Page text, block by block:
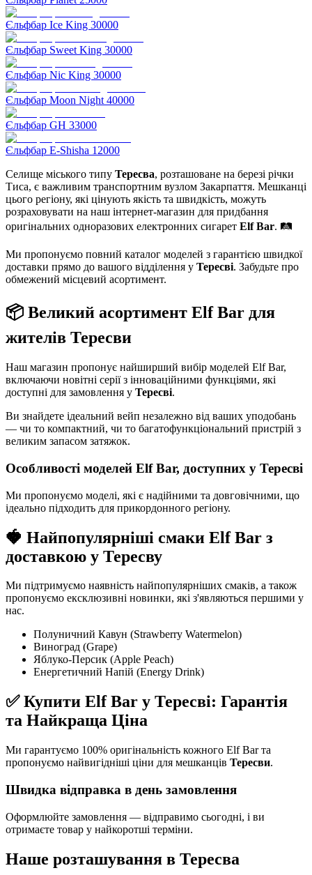
Єльфбар Ice King 30000
Єльфбар Sweet King 30000
Єльфбар Nic King 30000
Єльфбар Moon Night 40000
Єльфбар GH 33000
Єльфбар E-Shisha 12000
Селище міського типу Тересва, розташоване на березі річки
Тиса, є важливим транспортним вузлом Закарпаття. Мешканці
цього регіону, які цінують якість та швидкість, можуть
розраховувати на наш інтернет-магазин для придбання
оригінальних одноразових електронних сигарет Elf Bar. 🛤️
Ми пропонуємо повний каталог моделей з гарантією швидкої
доставки прямо до вашого відділення у Тересві. Забудьте про
обмежений місцевий асортимент.
📦 Великий асортимент Elf Bar для
жителів Тересви
Наш магазин пропонує найширший вибір моделей Elf Bar,
включаючи новітні серії з інноваційними функціями, які
доступні для замовлення у Тересві.
Ви знайдете ідеальний вейп незалежно від ваших уподобань
— чи то компактний, чи то багатофункціональний пристрій з
великим запасом затяжок.
Особливості моделей Elf Bar, доступних у Тересві
Ми пропонуємо моделі, які є надійними та довговічними, що
ідеально підходить для прикордонного регіону.
🍓 Найпопулярніші смаки Elf Bar з
доставкою у Тересву
Ми підтримуємо наявність найпопулярніших смаків, а також
пропонуємо ексклюзивні новинки, які з'являються першими у
нас.
Полуничний Кавун (Strawberry Watermelon)
Виноград (Grape)
Яблуко-Персик (Apple Peach)
Енергетичний Напій (Energy Drink)
✅ Купити Elf Bar у Тересві: Гарантія
та Найкраща Ціна
Ми гарантуємо 100% оригінальність кожного Elf Bar та
пропонуємо найвигідніші ціни для мешканців Тересви.
Швидка відправка в день замовлення
Оформлюйте замовлення — відправимо сьогодні, і ви
отримаєте товар у найкоротші терміни.
Наше розташування в Тересва